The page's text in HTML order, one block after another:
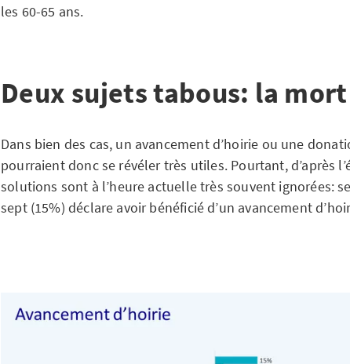
les 60-65 ans.
Deux sujets tabous: la
Dans bien des cas, un avancement d’hoirie ou une
pourraient donc se révéler très utiles. Pourtant, d’après
solutions sont à l’heure actuelle très souvent ignorées:
sept (15%) déclare avoir bénéficié d’un avancement